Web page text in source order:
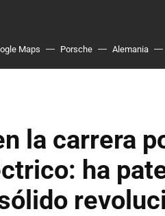
Maps Porsche Alemania
la carrera
ha